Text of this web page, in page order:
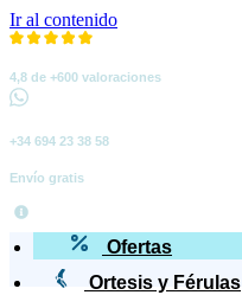
Ir al contenido
4,8 de +600 valoraciones
+34 694 23 38 58
Envío gratis
Ofertas
Ortesis y Férulas